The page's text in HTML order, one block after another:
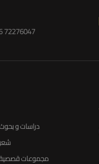
72276047
دراسات و
مجموعات